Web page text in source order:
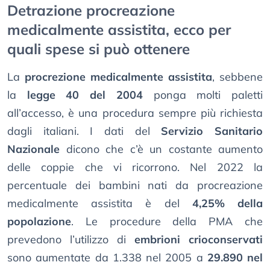
Detrazione procreazione
medicalmente assistita, ecco per
quali spese si può ottenere
La procrezione medicalmente assistita, sebbene
la legge 40 del 2004ponga molti paletti
all’accesso, è una procedura sempre più richiesta
dagli italiani. I dati del Servizio Sanitario
Nazionale dicono che c’è un costante aumento
delle coppie che vi ricorrono. Nel 2022 la
percentuale dei bambini nati da procreazione
medicalmente assistita è del 4,25% della
popolazione. Le procedure della PMA che
prevedono l’utilizzo di embrioni crioconservati
sono aumentate da 1.338 nel 2005 a 29.890 nel